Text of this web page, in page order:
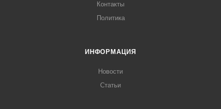
Контакты
Политика
ИНФОРМАЦИЯ
Новости
Статьи